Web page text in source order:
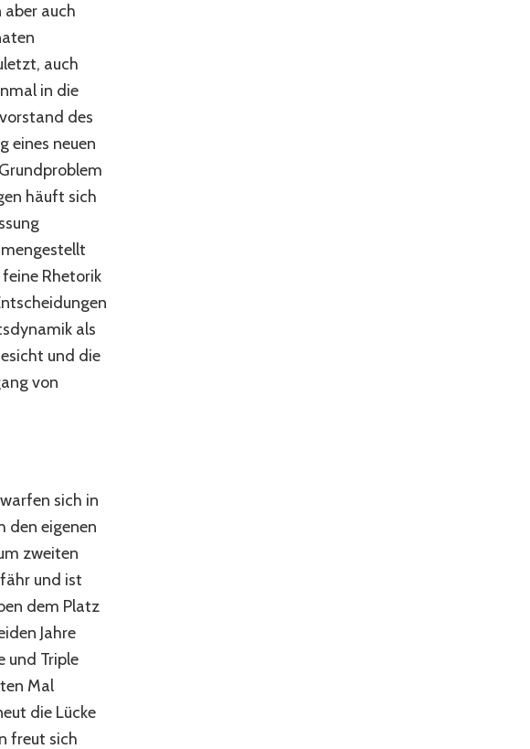
aber auch
auch
in die
des
eines neuen
häuft sich
Rhetorik
als
und die
von
sich in
den eigenen
zweiten
und ist
dem Platz
Jahre
und Triple
Mal
die Lücke
freut sich